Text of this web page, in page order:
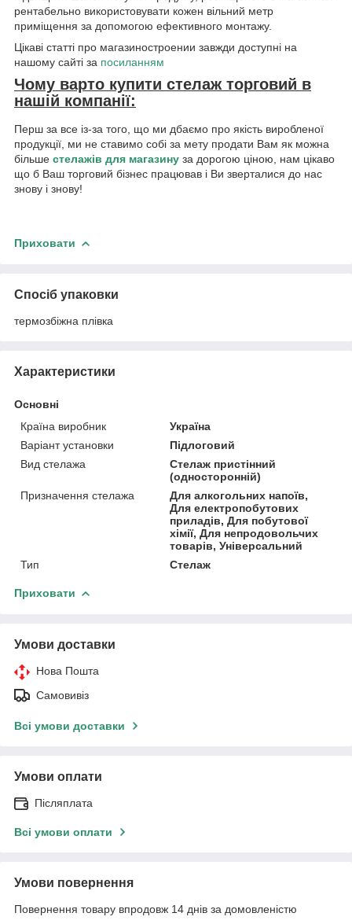
рентабельно використовувати кожен вільний метр
приміщення за допомогою ефективного монтажу.
Цікаві статті про магазиностроении завжди доступні на
нашому сайті за посиланням
Чому варто купити стелаж торговий в
нашій компанії:
Перш за все із-за того, що ми дбаємо про якість виробленої
продукції, ми не ставимо собі за мету продати Вам як можна
більше стелажів для магазину за дорогою ціною, нам цікаво
що б Ваш торговий бізнес працював і Ви зверталися до нас
знову і знову!
Приховати
Спосіб упаковки
термозбіжна плівка
Характеристики
Основні
Країна виробник
Україна
Варіант установки
Підлоговий
Вид стелажа
Стелаж пристінний
(односторонній)
Призначення стелажа
Для алкогольних напоїв,
Для електропобутових
приладів, Для побутової
хімії, Для непродовольчих
товарів, Універсальний
Тип
Стелаж
Приховати
Умови доставки
Нова Пошта
Самовивіз
Всі умови доставки
Умови оплати
Післяплата
Всі умови оплати
Умови повернення
Повернення товару впродовж 14 днів за домовленістю